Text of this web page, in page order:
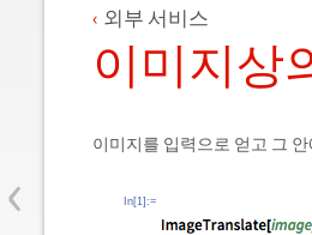
‹
외부 서비스
이미지상
이미지를 입력으로 얻고 그
In[1]:=